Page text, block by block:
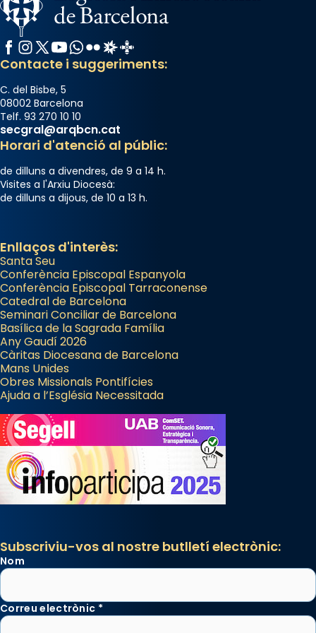
Facebook
Instagram
X / Twitter
YouTube
WhatsApp
FlickrRadio Estel
Catalunya Cristiana
Contacte i suggeriments:
C. del Bisbe, 5
08002 Barcelona
Telf. 93 270 10 10
secgral@arqbcn.cat
Horari d'atenció al públic:
de dilluns a divendres, de 9 a 14 h.
Visites a l'Arxiu Diocesà:
de dilluns a dijous, de 10 a 13 h.
Enllaços d'interès:
Santa Seu
Conferència Episcopal Espanyola
Conferència Episcopal Tarraconense
Catedral de Barcelona
Seminari Conciliar de Barcelona
Basílica de la Sagrada Família
Any Gaudí 2026
Càritas Diocesana de Barcelona
Mans Unides
Obres Missionals Pontifícies
Ajuda a l’Església Necessitada
Subscriviu-vos al nostre butlletí electrònic:
Nom
Correu electrònic *